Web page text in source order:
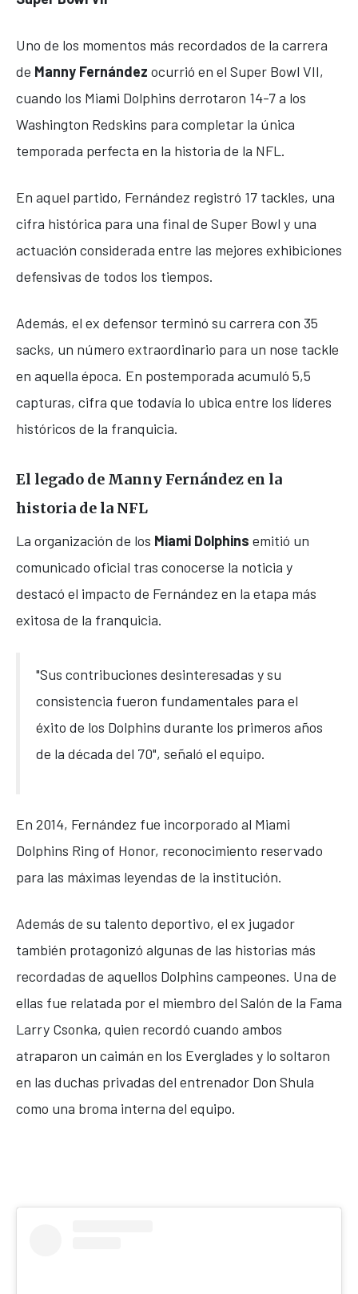
Uno de los momentos más recordados de la carrera
de Manny Fernández ocurrió en el Super Bowl VII,
cuando los Miami Dolphins derrotaron 14-7 a los
Washington Redskins para completar la única
temporada perfecta en la historia de la NFL.
En aquel partido, Fernández registró 17 tackles, una
cifra histórica para una final de Super Bowl y una
actuación considerada entre las mejores exhibiciones
defensivas de todos los tiempos.
Además, el ex defensor terminó su carrera con 35
sacks, un número extraordinario para un nose tackle
en aquella época. En postemporada acumuló 5,5
capturas, cifra que todavía lo ubica entre los líderes
históricos de la franquicia.
El legado de Manny Fernández en la
historia de la NFL
La organización de los Miami Dolphins emitió un
comunicado oficial tras conocerse la noticia y
destacó el impacto de Fernández en la etapa más
exitosa de la franquicia.
"Sus contribuciones desinteresadas y su
consistencia fueron fundamentales para el
éxito de los Dolphins durante los primeros años
de la década del 70", señaló el equipo.
En 2014, Fernández fue incorporado al Miami
Dolphins Ring of Honor, reconocimiento reservado
para las máximas leyendas de la institución.
Además de su talento deportivo, el ex jugador
también protagonizó algunas de las historias más
recordadas de aquellos Dolphins campeones. Una de
ellas fue relatada por el miembro del Salón de la Fama
Larry Csonka, quien recordó cuando ambos
atraparon un caimán en los Everglades y lo soltaron
en las duchas privadas del entrenador Don Shula
como una broma interna del equipo.